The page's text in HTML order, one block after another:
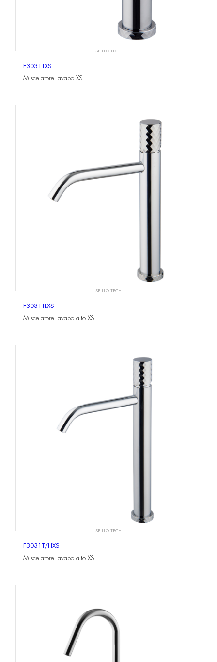
SPILLO TECH
F3031TXS
Miscelatore lavabo XS
SPILLO TECH
F3031TLXS
Miscelatore lavabo alto XS
SPILLO TECH
F3031T/HXS
Miscelatore lavabo alto XS